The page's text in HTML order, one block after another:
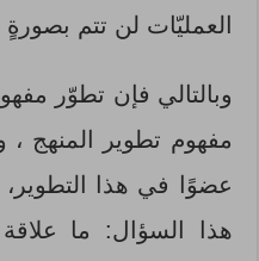
العمليّات لن تتم بصورةٍ
وبالتالي فإن تطوّر
مفهوم تطوير المنهج
عضوًا في هذا التطوير،
هذا السؤال: ما